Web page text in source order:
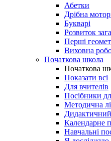
Абетки
Дрібна
Букварі
Розвиток
Перші
Виховна
Початкова школа
Початкова
Показати всі
Для вчителів
Посібники
Методична
Дидактичний
Календарне
Навчальні